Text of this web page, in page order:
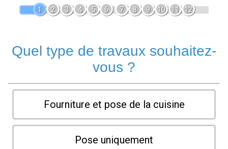
1 2 3 4 5 6 7 8 9 10 11 12
Quel type de travaux souhaitez-
vous ?
Fourniture et pose de la cuisine
Pose uniquement